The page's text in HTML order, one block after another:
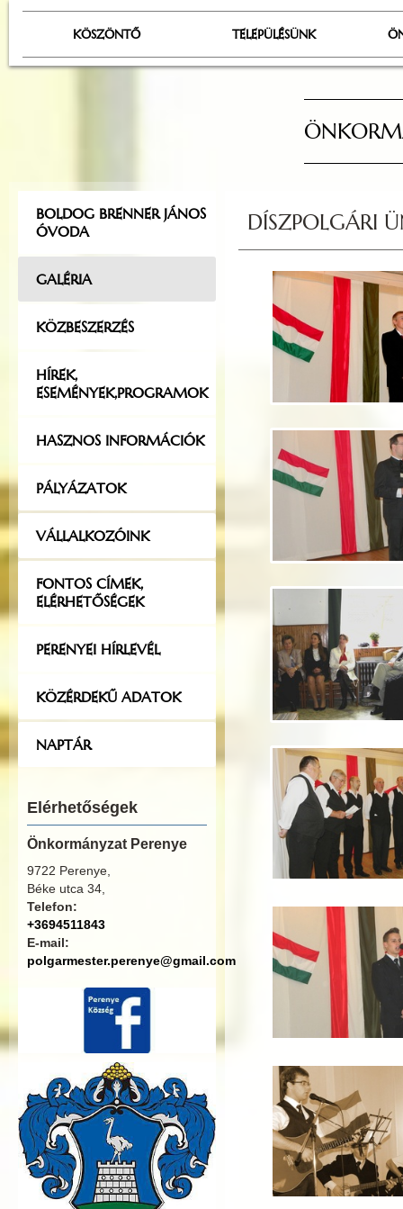
KÖSZÖNTŐ TELEPÜLÉSÜNK
BOLDOG BRENNER JÁNOS
ÓVODA
GALÉRIA
KÖZBESZERZÉS
HÍREK,
ESEMÉNYEK,PROGRAMOK
HASZNOS INFORMÁCIÓK
PÁLYÁZATOK
VÁLLALKOZÓINK
FONTOS CÍMEK,
ELÉRHETŐSÉGEK
PERENYEI HÍRLEVÉL
KÖZÉRDEKŰ ADATOK
NAPTÁR
Elérhetőségek
Önkormányzat Perenye
9722 Perenye,
Béke utca 34,
Telefon:
+3694511843
E-mail:
polgarmester.perenye@gmail.com
DÍSZPOLGÁRI